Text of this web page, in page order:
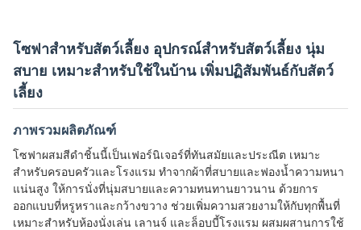
โซฟาสำหรับสัตว์เลี้ยง อุปกรณ์สำหรับสัตว์เลี้ยง นุ่ม
สบาย เหมาะสำหรับใช้ในบ้าน เพิ่มปฏิสัมพันธ์กับสัตว์
เลี้ยง
ภาพรวมผลิตภัณฑ์
โซฟาผสมสีดำชิ้นนี้เป็นเฟอร์นิเจอร์ที่ทันสมัยและประณีต เหมาะ
สำหรับครอบครัวและโรงแรม ทำจากผ้าที่สบายและฟองน้ำความหนา
แน่นสูง ให้การนั่งที่นุ่มสบายและความทนทานยาวนาน ด้วยการ
ออกแบบที่หรูหราและกว้างขวาง ช่วยเพิ่มความสวยงามให้กับทุกพื้นที่
เหมาะสำหรับห้องนั่งเล่น เลานจ์ และล็อบบี้โรงแรม ผสมผสานการใช้